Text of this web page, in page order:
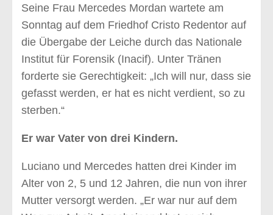
Seine Frau Mercedes Mordan wartete am
Sonntag auf dem Friedhof Cristo Redentor auf
die Übergabe der Leiche durch das Nationale
Institut für Forensik (Inacif). Unter Tränen
forderte sie Gerechtigkeit: „Ich will nur, dass sie
gefasst werden, er hat es nicht verdient, so zu
sterben.“
Er war Vater von drei Kindern.
Luciano und Mercedes hatten drei Kinder im
Alter von 2, 5 und 12 Jahren, die nun von ihrer
Mutter versorgt werden. „Er war nur auf dem